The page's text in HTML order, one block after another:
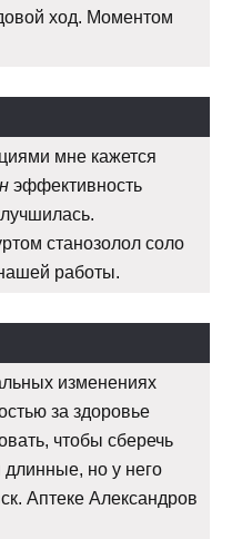
ход. Моментом
мне кажется
эффективность
станозолол соло
работы.
изменениях
за здоровье
чтобы сберечь
но у него
Аптеке Александров